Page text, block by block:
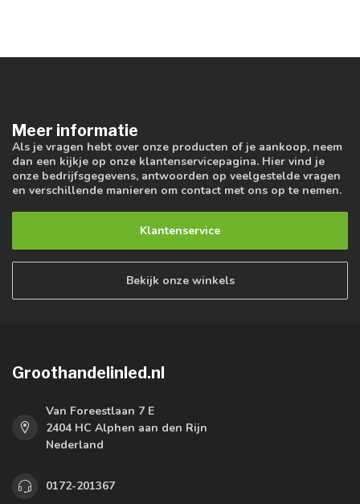
Meer informatie
Als je vragen hebt over onze producten of je aankoop, neem
dan een kijkje op onze klantenservicepagina. Hier vind je
onze bedrijfsgegevens, antwoorden op veelgestelde vragen
en verschillende manieren om contact met ons op te nemen.
Klantenservice
Bekijk onze winkels
Groothandelinled.nl
Van Foreestlaan 7 E
2404 HC Alphen aan den Rijn
Nederland
0172-201367